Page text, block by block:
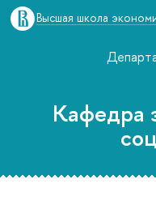
Высшая школа
Кафедра